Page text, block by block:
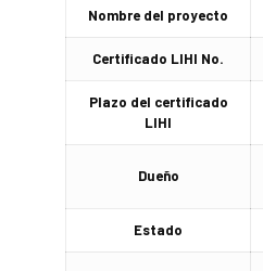
Nombre del proyecto
Certificado LIHI No.
Plazo del certificado
LIHI
Dueño
Estado